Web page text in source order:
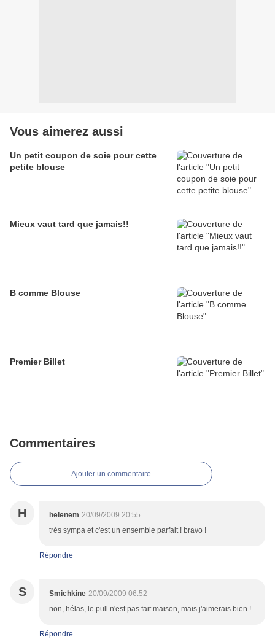
Vous aimerez aussi
Un petit coupon de soie pour cette
petite blouse
Mieux vaut tard que jamais!!
B comme Blouse
Premier Billet
Commentaires
Ajouter un commentaire
H helenem 20/09/2009 20:55
très sympa et c'est un ensemble parfait ! bravo !
Répondre
S Smichkine 20/09/2009 06:52
non, hélas, le pull n'est pas fait maison, mais j'aimerais bien !
Répondre